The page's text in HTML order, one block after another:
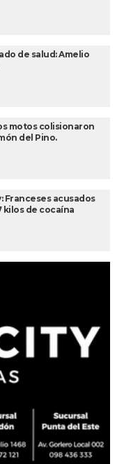
de salud: Amelio
motos colisionaron
del Pino.
Franceses acusados
kilos de cocaína